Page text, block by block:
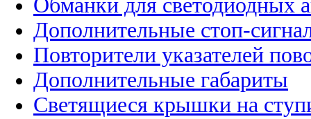
Обманки для светодиодных
Дополнительные стоп-
Повторители указателей
Дополнительные габариты
Светящиеся крышки на